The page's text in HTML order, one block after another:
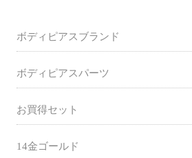
ボディピアスブランド
ボディピアスパーツ
お買得セット
14金ゴールド